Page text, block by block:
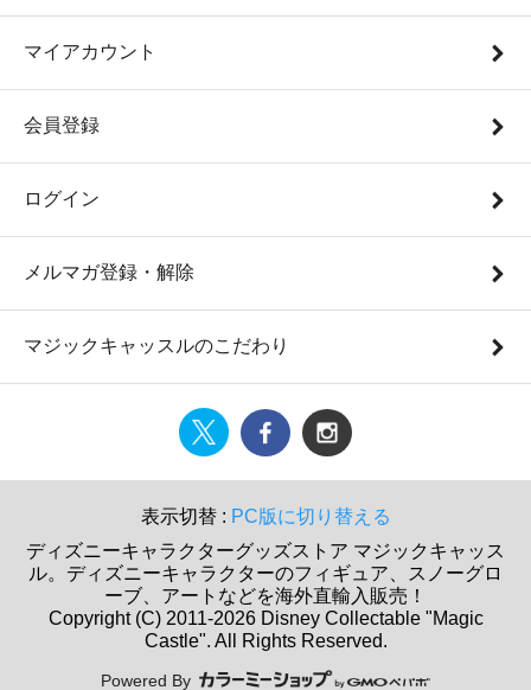
マイアカウント
会員登録
ログイン
メルマガ登録・解除
マジックキャッスルのこだわり
表示切替 : PC版に切り替える
ディズニーキャラクターグッズストア マジックキャッス
ル。ディズニーキャラクターのフィギュア、スノーグロ
ーブ、アートなどを海外直輸入販売！
Copyright (C) 2011-2026 Disney Collectable "Magic
Castle". All Rights Reserved.
Powered By